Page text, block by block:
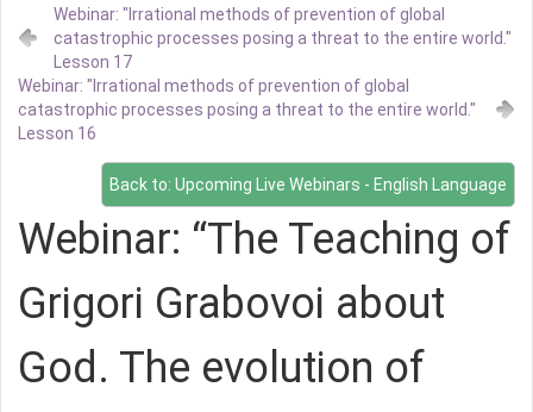
Webinar: "Irrational methods of prevention of global
catastrophic processes posing a threat to the entire world."
Lesson 17
Webinar: "Irrational methods of prevention of global
catastrophic processes posing a threat to the entire world."
Lesson 16
Back to: Upcoming Live Webinars - English Language
Webinar: “The Teaching of
Grigori Grabovoi about
God. The evolution of